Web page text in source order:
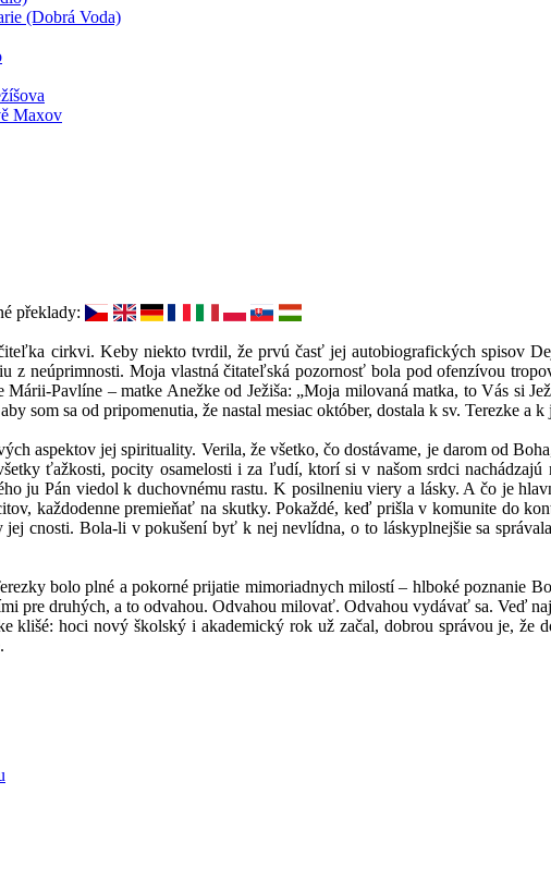
(Dobrá Voda)
Maxov
překlady:
cirkvi. Keby niekto tvrdil, že prvú časť jej autobiografických spisov
z neúprimnosti. Moja vlastná čitateľská pozornosť bola pod ofenzívou
Márii-Pavlíne – matke Anežke od Ježiša: „Moja milovaná matka, to Vás si
som sa od pripomenutia, že nastal mesiac október, dostala k sv. Terezke
aspektov jej spirituality. Verila, že všetko, čo dostávame, je darom od
ťažkosti, pocity osamelosti i za ľudí, ktorí si v našom srdci
ju Pán viedol k duchovnému rastu. K posilneniu viery a lásky. A čo je
každodenne premieňať na skutky. Pokaždé, keď prišla v komunite do
cnosti. Bola-li v pokušení byť k nej nevlídna, o to láskyplnejšie sa
bolo plné a pokorné prijatie mimoriadnych milostí – hlboké poznanie
pre druhých, a to odvahou. Odvahou milovať. Odvahou vydávať sa. Veď
klišé: hoci nový školský i akademický rok už začal, dobrou správou je, že